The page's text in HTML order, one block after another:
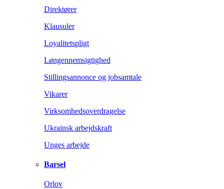
Direktører
Klausuler
Loyalitetspligt
Løngennemsigtighed
Stillingsannonce og jobsamtale
Vikarer
Virksomhedsoverdragelse
Ukrainsk arbejdskraft
Unges arbejde
Barsel
Orlov